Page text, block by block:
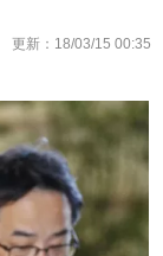
更新： 18/03/15 00:35